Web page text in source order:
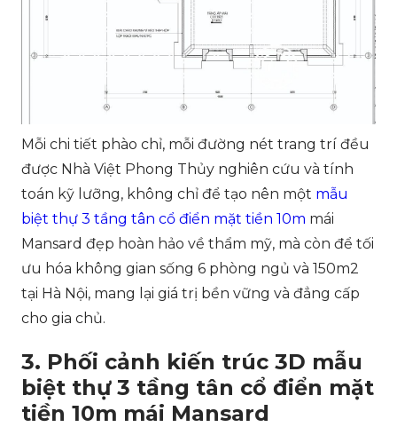
Mỗi chi tiết phào chỉ, mỗi đường nét trang trí đều
được Nhà Việt Phong Thủy nghiên cứu và tính
toán kỹ lưỡng, không chỉ để tạo nên một mẫu
biệt thự 3 tầng tân cổ điển mặt tiền 10m mái
Mansard đẹp hoàn hảo về thẩm mỹ, mà còn để tối
ưu hóa không gian sống 6 phòng ngủ và 150m2
tại Hà Nội, mang lại giá trị bền vững và đẳng cấp
cho gia chủ.
3. Phối cảnh kiến trúc 3D mẫu
biệt thự 3 tầng tân cổ điển mặt
tiền 10m mái Mansard